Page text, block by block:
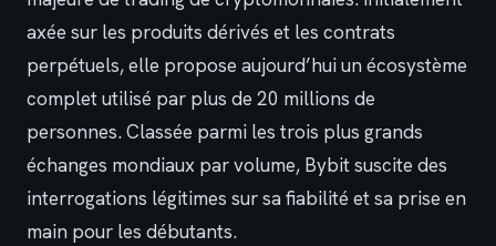
axée sur les produits dérivés et les contrats
perpétuels, elle propose aujourd’hui un écosystème
complet utilisé par plus de 20 millions de
personnes. Classée parmi les trois plus grands
échanges mondiaux par volume, Bybit suscite des
interrogations légitimes sur sa fiabilité et sa prise en
main pour les débutants.